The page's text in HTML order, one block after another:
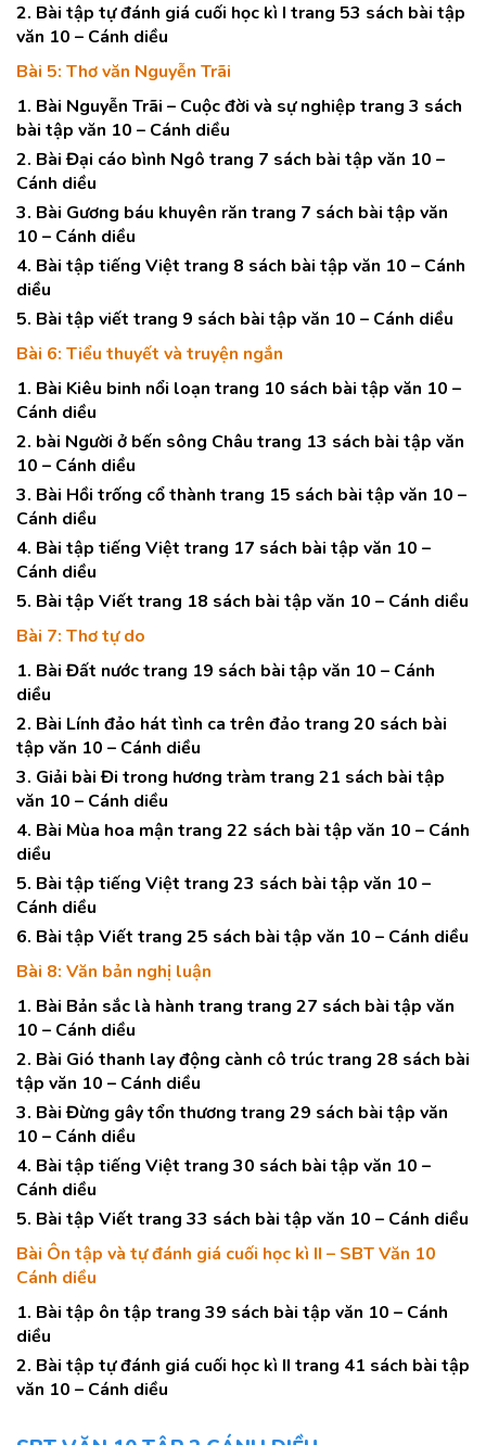
2. Bài tập tự đánh giá cuối học kì I trang 53 sách bài tập
văn 10 – Cánh diều
Bài 5: Thơ văn Nguyễn Trãi
1. Bài Nguyễn Trãi – Cuộc đời và sự nghiệp trang 3 sách
bài tập văn 10 – Cánh diều
2. Bài Đại cáo bình Ngô trang 7 sách bài tập văn 10 –
Cánh diều
3. Bài Gương báu khuyên răn trang 7 sách bài tập văn
10 – Cánh diều
4. Bài tập tiếng Việt trang 8 sách bài tập văn 10 – Cánh
diều
5. Bài tập viết trang 9 sách bài tập văn 10 – Cánh diều
Bài 6: Tiểu thuyết và truyện ngắn
1. Bài Kiêu binh nổi loạn trang 10 sách bài tập văn 10 –
Cánh diều
2. bài Người ở bến sông Châu trang 13 sách bài tập văn
10 – Cánh diều
3. Bài Hồi trống cổ thành trang 15 sách bài tập văn 10 –
Cánh diều
4. Bài tập tiếng Việt trang 17 sách bài tập văn 10 –
Cánh diều
5. Bài tập Viết trang 18 sách bài tập văn 10 – Cánh diều
Bài 7: Thơ tự do
1. Bài Đất nước trang 19 sách bài tập văn 10 – Cánh
diều
2. Bài Lính đảo hát tình ca trên đảo trang 20 sách bài
tập văn 10 – Cánh diều
3. Giải bài Đi trong hương tràm trang 21 sách bài tập
văn 10 – Cánh diều
4. Bài Mùa hoa mận trang 22 sách bài tập văn 10 – Cánh
diều
5. Bài tập tiếng Việt trang 23 sách bài tập văn 10 –
Cánh diều
6. Bài tập Viết trang 25 sách bài tập văn 10 – Cánh diều
Bài 8: Văn bản nghị luận
1. Bài Bản sắc là hành trang trang 27 sách bài tập văn
10 – Cánh diều
2. Bài Gió thanh lay động cành cô trúc trang 28 sách bài
tập văn 10 – Cánh diều
3. Bài Đừng gây tổn thương trang 29 sách bài tập văn
10 – Cánh diều
4. Bài tập tiếng Việt trang 30 sách bài tập văn 10 –
Cánh diều
5. Bài tập Viết trang 33 sách bài tập văn 10 – Cánh diều
Bài Ôn tập và tự đánh giá cuối học kì II – SBT Văn 10
Cánh diều
1. Bài tập ôn tập trang 39 sách bài tập văn 10 – Cánh
diều
2. Bài tập tự đánh giá cuối học kì II trang 41 sách bài tập
văn 10 – Cánh diều